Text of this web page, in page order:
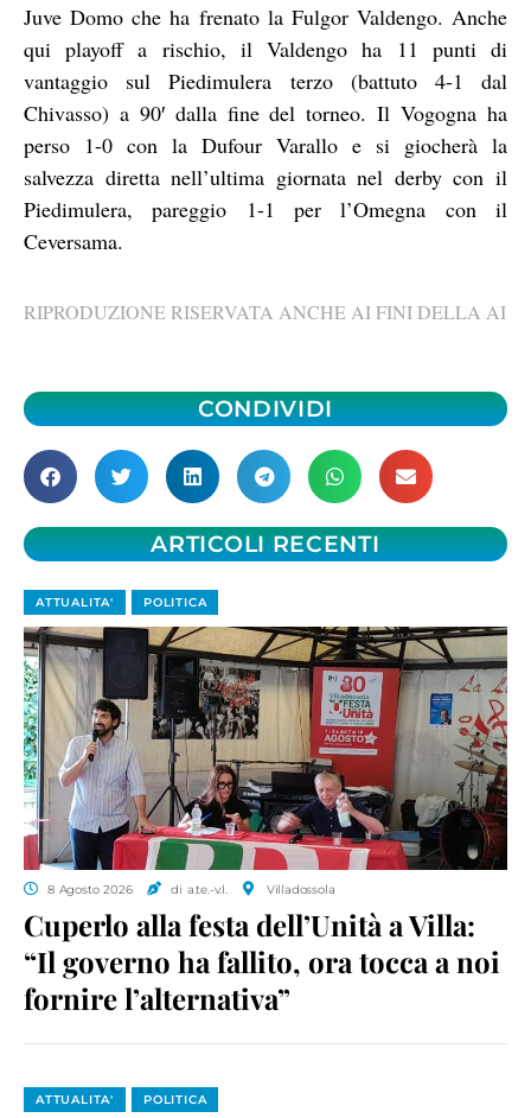
Juve Domo che ha frenato la Fulgor Valdengo. Anche
qui playoff a rischio, il Valdengo ha 11 punti di
vantaggio sul Piedimulera terzo (battuto 4-1 dal
Chivasso) a 90′ dalla fine del torneo. Il Vogogna ha
perso 1-0 con la Dufour Varallo e si giocherà la
salvezza diretta nell’ultima giornata nel derby con il
Piedimulera, pareggio 1-1 per l’Omegna con il
Ceversama.
RIPRODUZIONE RISERVATA ANCHE AI FINI DELLA AI
CONDIVIDI
ARTICOLI RECENTI
ATTUALITA' POLITICA
8 Agosto 2026 di a.te.-v.l. Villadossola
Cuperlo alla festa dell’Unità a Villa:
“Il governo ha fallito, ora tocca a noi
fornire l’alternativa”
ATTUALITA' POLITICA